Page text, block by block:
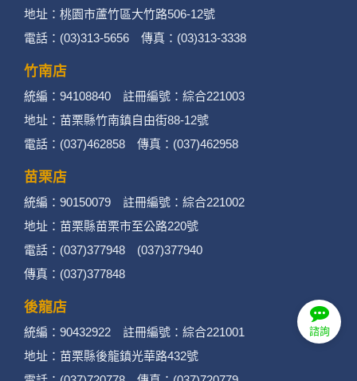
諮詢
地址：桃園市蘆竹區大竹路506-12號
電話：(03)313-5656 傳真：(03)313-3338
竹南店
統編：94108840 註冊編號：綜合221003
地址：苗栗縣竹南鎮自由街88-12號
電話：(037)462858 傳真：(037)462958
苗栗店
統編：90150079 註冊編號：綜合221002
地址：苗栗縣苗栗市至公路220號
電話：(037)377948 (037)377940
傳真：(037)377848
後龍店
統編：90432922 註冊編號：綜合221001
地址：苗栗縣後龍鎮光華路432號